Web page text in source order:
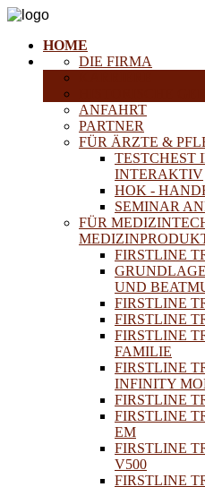
HOME
DIE FIRMA
ANFAHRT
PARTNER
FÜR ÄRZTE &
TESTCHEST
INTERAKTIV
HOK -
SEMINAR
FÜR
FIRSTLINE
UND
FIRSTLINE
FIRSTLINE
FIRSTLINE
FAMILIE
FIRSTLINE
INFINITY
FIRSTLINE
FIRSTLINE
EM
FIRSTLINE
V500
FIRSTLINE